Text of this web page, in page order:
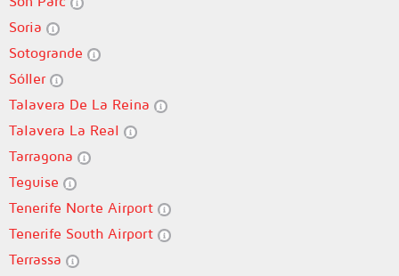
Soria
Sotogrande
Sóller
Talavera De La Reina
Talavera La Real
Tarragona
Teguise
Tenerife Norte Airport
Tenerife South Airport
Terrassa